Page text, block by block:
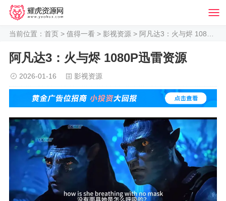
当前位置： 首页 > 值得一看 > 影视资源 > 阿凡达3：火与烬 1080P迅雷资源
阿凡达3：火与烬 1080P迅雷资源
2026-01-16 影视资源